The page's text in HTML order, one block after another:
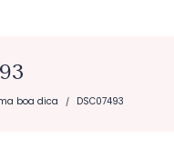
boa dica / DSC07493